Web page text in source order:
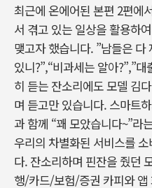
최근에 온에어된 본편 2편에
서 겪고 있는 일상을 활용하
맺고자 했습니다. ”남들은
있니?”,“비과세는 알아?”,”
히 듣는 잔소리에도 모델 김
며 듣고만 있습니다. 스마트
과 함께 “꽤 모았습니다~”라
우리의 차별화된 서비스를
다. 잔소리하며 핀잔을 줬던
행/카드/보험/증권 카피와 앱